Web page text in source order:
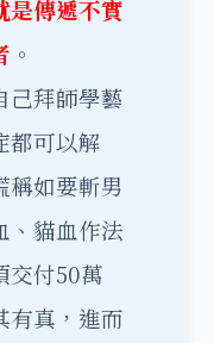
是傳遞不實
。
己拜師學藝
都可以解
稱如要斬男
、貓血作法
交付50萬
有真，進而